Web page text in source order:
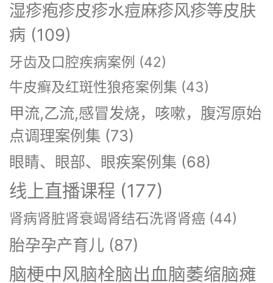
湿疹疱疹皮疹水痘麻疹风疹等皮肤
病 (109)
牙齿及口腔疾病案例 (42)
牛皮癣及红斑性狼疮案例集 (43)
甲流,乙流,感冒发烧，咳嗽，腹泻原始
点调理案例集 (73)
眼睛、眼部、眼疾案例集 (68)
线上直播课程 (177)
肾病肾脏肾衰竭肾结石洗肾肾癌 (44)
胎孕孕产育儿 (87)
脑梗中风脑栓脑出血脑萎缩脑瘫